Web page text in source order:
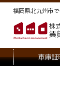
福岡県北九州市
車庫証